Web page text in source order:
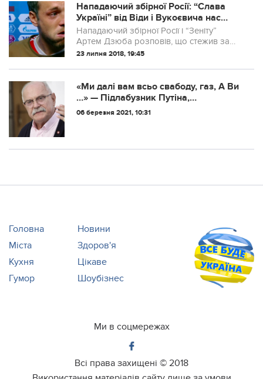
Нападаючий збірної Росії: “Слава
Україні” від Віди і Вукоєвича нас
дуже розлютила. Хотілося вийти і
вбити Віду в землю!”
Нападаючий збірної Росії і “Зеніту”
Артем Дзюба розповів, що стежив за
чемпіонатом світу навіть після вильоту
23 липня 2018, 19:45
«Ми далі вам всьо свабоду, газ, А Ви
…» — Підлабузник Путіна,
скандальний міхалков 0бурився
06 березня 2021, 10:31
Головна
Новини
Міста
Здоров'я
Кухня
Цікаве
Гумор
Шоубізнес
Ми в соцмережах
Всі права захищені © 2018